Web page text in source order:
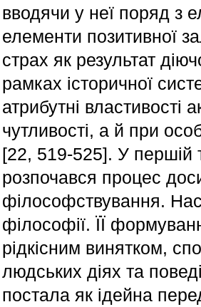
вводячи у неї поряд з
елементи позитивної
страх як результат
рамках історичної
атрибутні властивості
чутливості, а й при
[22, 519-525]. У першій
розпочався процес
філософствування.
філософії. ЇЇ
рідкісним винятком,
людських діях та
постала як ідейна